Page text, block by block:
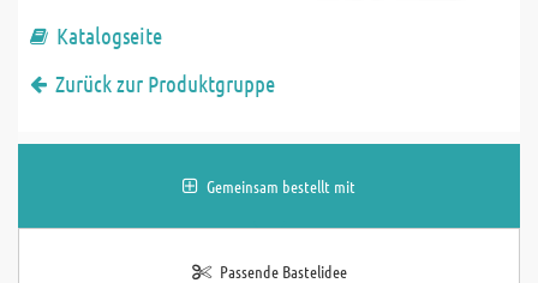
Katalogseite
Zurück zur Produktgruppe
Gemeinsam bestellt mit
Passende Bastelidee